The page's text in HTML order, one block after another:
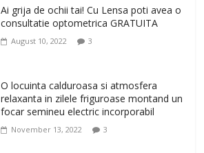
un corp sanatos si armonios dezvoltat,
cu Flexor Fitness-dispozitiv pentru
tonifiere muschi
Un ten regenerat, fara riduri. Crema
antirid Ivatherm pentru o piele neteda si
elastica.
February 6, 2026 0
Ai grija de ochii tai! Cu Lensa poti avea o
consultatie optometrica GRATUITA
August 10, 2022 3
O locuinta calduroasa si atmosfera
relaxanta in zilele friguroase montand un
focar semineu electric incorporabil
November 13, 2022 3